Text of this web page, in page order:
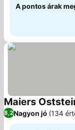
A pontos árak
Maiers
8,2Nagyon jó (134